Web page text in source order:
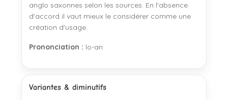
anglo saxonnes selon les sources. En l'absence
d'accord il vaut mieux le considérer comme une
création d'usage.
Prononciation : lo-an
Variantes & diminutifs